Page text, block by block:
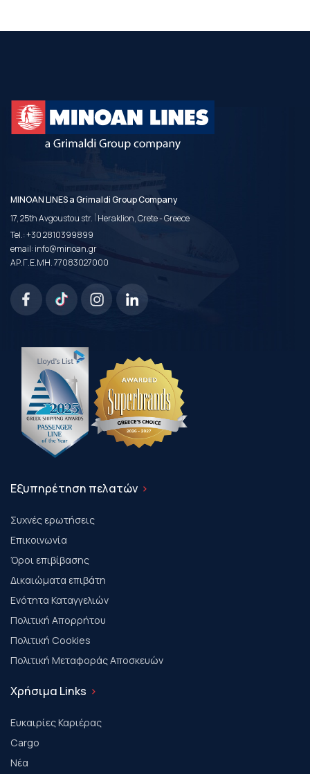
MINOAN LINES a Grimaldi Group Company
17, 25th Avgoustou str. | Heraklion, Crete - Greece
Tel.:+30 2810399899
email:info@minoan.gr
ΑΡ.Γ.Ε.ΜΗ. 77083027000
Εξυπηρέτηση πελατών
Συχνές ερωτήσεις
Επικοινωνία
Όροι επιβίβασης
Δικαιώματα επιβάτη
Ενότητα Καταγγελιών
Πολιτική Απορρήτου
Πολιτική Cookies
Πολιτική Μεταφοράς Αποσκευών
Χρήσιμα Links
Ευκαιρίες Καριέρας
Cargo
Νέα